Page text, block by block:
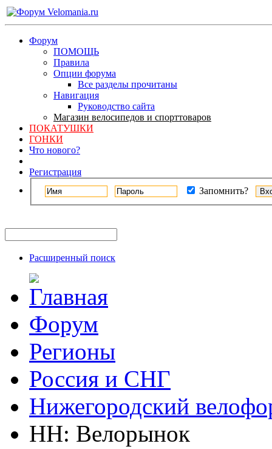
Форум
ПОМОЩЬ
Правила
Опции форума
Все разделы прочитаны
Навигация
Руководство сайта
Магазин велосипедов и спорттоваров
ПОКАТУШКИ
ГОНКИ
Что нового?
Регистрация
Запомнить?
Расширенный поиск
Форум
Регионы
Россия и СНГ
Нижегородский
НН: Велорынок